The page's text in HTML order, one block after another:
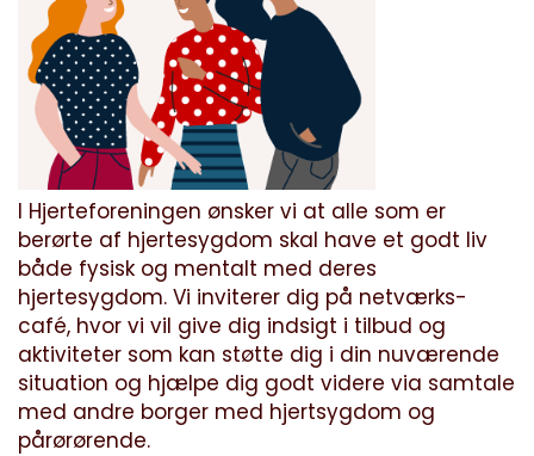
I Hjerteforeningen ønsker vi at alle som er
berørte af hjertesygdom skal have et godt liv
både fysisk og mentalt med deres
hjertesygdom. Vi inviterer dig på netværks-
café, hvor vi vil give dig indsigt i tilbud og
aktiviteter som kan støtte dig i din nuværende
situation og hjælpe dig godt videre via samtale
med andre borger med hjertsygdom og
pårørørende.